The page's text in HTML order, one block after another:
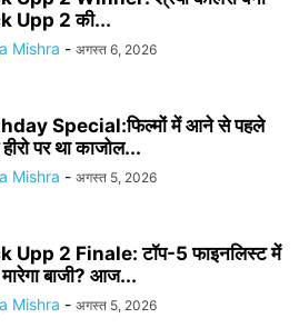
Upp 2 की...
Mishra - अगस्त 6, 2026
Special:फिल्मों में आने से पहले
पर था काजोल...
Mishra - अगस्त 5, 2026
Upp 2 Finale: टॉप-5 फाइनलिस्ट में
बाजी? आज...
Mishra - अगस्त 5, 2026